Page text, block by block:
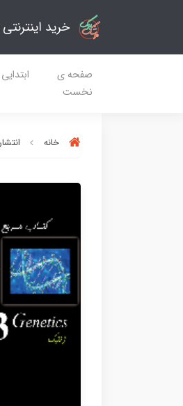
خرید
صفحه ی
نخست
ابتدایی
خانه